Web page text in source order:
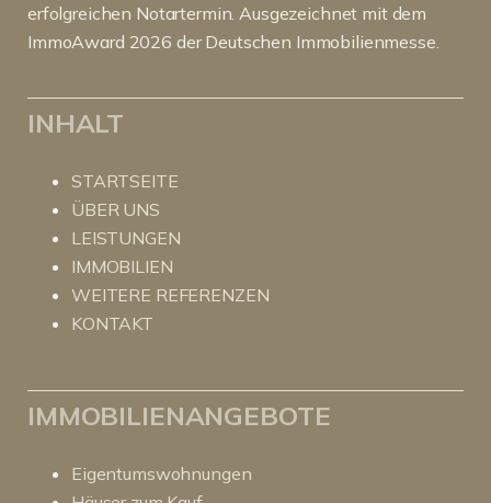
erfolgreichen Notartermin. Ausgezeichnet mit dem
ImmoAward 2026 der Deutschen Immobilienmesse.
INHALT
STARTSEITE
ÜBER UNS
LEISTUNGEN
IMMOBILIEN
WEITERE REFERENZEN
KONTAKT
IMMOBILIENANGEBOTE
Eigentumswohnungen